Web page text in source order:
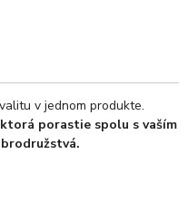
v jednom produkte.
porastie spolu s vaším